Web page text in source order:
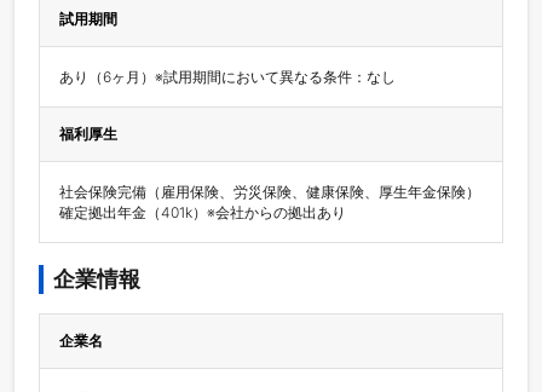
試用期間
あり（6ヶ月）※試用期間において異なる条件：なし
福利厚生
社会保険完備（雇用保険、労災保険、健康保険、厚生年金保険）
確定拠出年金（401k）※会社からの拠出あり
企業情報
企業名